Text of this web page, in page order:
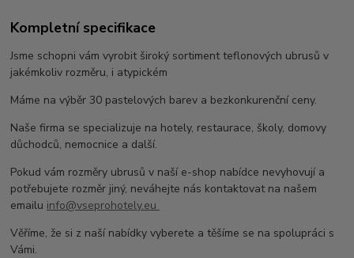
Kompletní specifikace
Jsme schopni vám vyrobit široký sortiment teflonových ubrusů v
jakémkoliv rozměru, i atypickém
Máme na výběr 30 pastelových barev a bezkonkurenční ceny.
Naše firma se specializuje na hotely, restaurace, školy, domovy
důchodců, nemocnice a další.
Pokud vám rozměry ubrusů v naší e-shop nabídce nevyhovují a
potřebujete rozměr jiný, neváhejte nás kontaktovat na našem
emailu info@vseprohotely.eu
Věříme, že si z naší nabídky vyberete a těšíme se na spolupráci s
Vámi.